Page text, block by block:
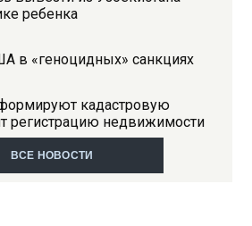
ребенка
в «геноцидных» санкциях
кадастровую
регистрацию недвижимости
ВСЕ НОВОСТИ